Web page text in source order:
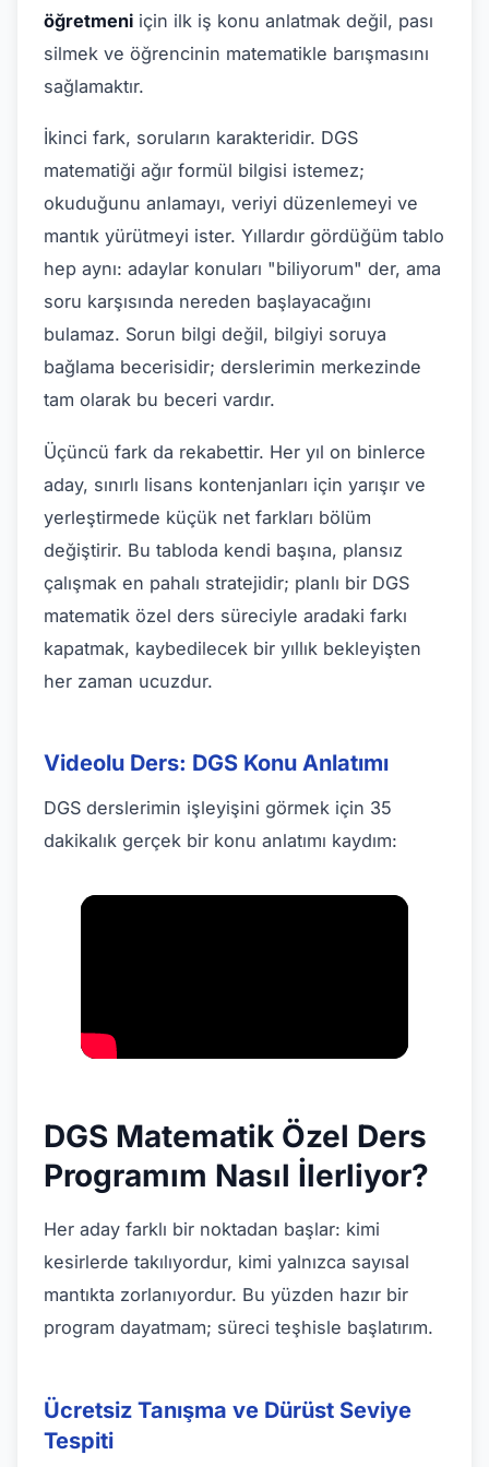
öğretmeni için ilk iş konu anlatmak değil, pası
silmek ve öğrencinin matematikle barışmasını
sağlamaktır.
İkinci fark, soruların karakteridir. DGS
matematiği ağır formül bilgisi istemez;
okuduğunu anlamayı, veriyi düzenlemeyi ve
mantık yürütmeyi ister. Yıllardır gördüğüm tablo
hep aynı: adaylar konuları "biliyorum" der, ama
soru karşısında nereden başlayacağını
bulamaz. Sorun bilgi değil, bilgiyi soruya
bağlama becerisidir; derslerimin merkezinde
tam olarak bu beceri vardır.
Üçüncü fark da rekabettir. Her yıl on binlerce
aday, sınırlı lisans kontenjanları için yarışır ve
yerleştirmede küçük net farkları bölüm
değiştirir. Bu tabloda kendi başına, plansız
çalışmak en pahalı stratejidir; planlı bir DGS
matematik özel ders süreciyle aradaki farkı
kapatmak, kaybedilecek bir yıllık bekleyişten
her zaman ucuzdur.
Videolu Ders: DGS Konu Anlatımı
DGS derslerimin işleyişini görmek için 35
dakikalık gerçek bir konu anlatımı kaydım:
DGS Matematik Özel Ders
Programım Nasıl İlerliyor?
Her aday farklı bir noktadan başlar: kimi
kesirlerde takılıyordur, kimi yalnızca sayısal
mantıkta zorlanıyordur. Bu yüzden hazır bir
program dayatmam; süreci teşhisle başlatırım.
Ücretsiz Tanışma ve Dürüst Seviye
Tespiti